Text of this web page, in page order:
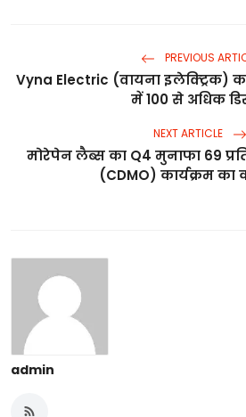
PREVIOUS
Vyna Electric (वायना इलेक्ट्रिक)
में 100 से अधिक
NEXT ARTICLE
मोरेपेन लैब्स का Q4 मुनाफा 69
(CDMO) कार्यक्रम का
admin